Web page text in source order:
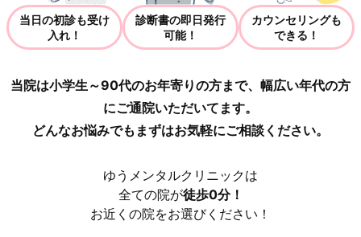
当日の初診も受け
入れ！
診断書の即日発行
可能！
カウンセリングも
できる！
当院は小学生～90代のお年寄りの方まで、幅広い年代の方
にご通院いただいてます。
どんなお悩みでもまずはお気軽にご相談ください。
ゆうメンタルクリニックは
全ての院が徒歩0分！
お近くの院をお選びください！